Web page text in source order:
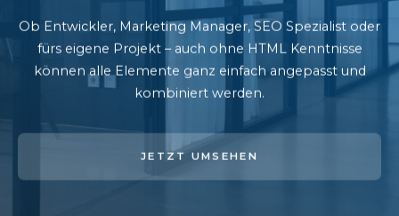
Ob Entwickler, Marketing Manager, SEO Spezialist oder
fürs eigene Projekt – auch ohne HTML Kenntnisse
können alle Elemente ganz einfach angepasst und
kombiniert werden.
JETZT UMSEHEN